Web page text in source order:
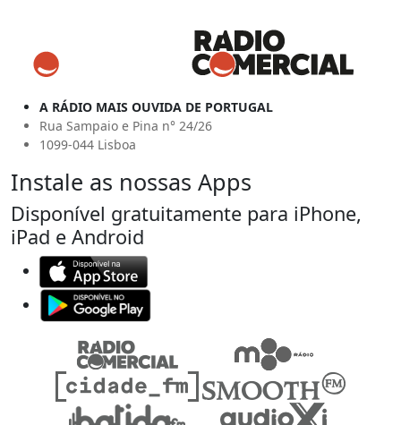
A RÁDIO MAIS OUVIDA DE PORTUGAL
Rua Sampaio e Pina n° 24/26
1099-044 Lisboa
Instale as nossas Apps
Disponível gratuitamente para iPhone,
iPad e Android